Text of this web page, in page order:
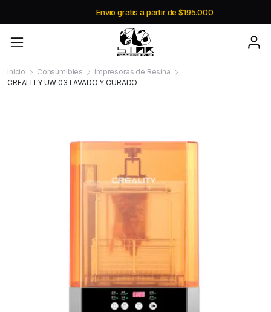
Envio gratis a partir de $195.000
Inicio Consumibles
Impresoras de Resina
CREALITY UW 03 LAVADO Y CURADO